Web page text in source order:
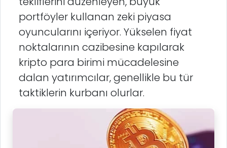
portföyler kullanan zeki piyasa
oyuncularını içeriyor. Yükselen fiyat
noktalarının cazibesine kapılarak
kripto para birimi mücadelesine
dalan yatırımcılar, genellikle bu tür
taktiklerin kurbanı olurlar.